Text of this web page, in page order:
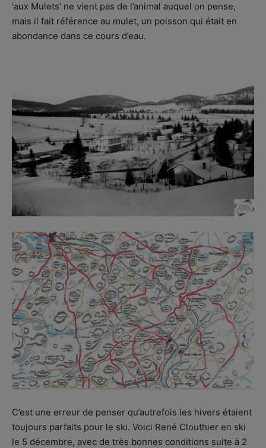
‘aux Mulets’ ne vient pas de l’animal auquel on pense,
mais il fait référence au mulet, un poisson qui était en
abondance dans ce cours d’eau.
C’est une erreur de penser qu’autrefois les hivers étaient
toujours parfaits pour le ski. Voici René Clouthier en ski
le 5 décembre, avec de très bonnes conditions suite à 2